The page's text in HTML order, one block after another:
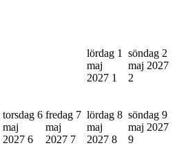
lördag 1
maj
2027 1
söndag 2
maj 2027
2
torsdag 6
maj
2027 6
fredag 7
maj
2027 7
lördag 8
maj
2027 8
söndag 9
maj 2027
9